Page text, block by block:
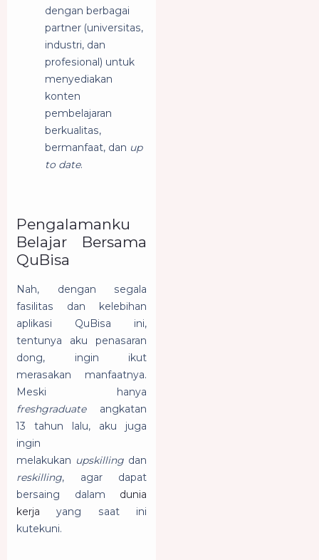
dengan berbagai
partner (universitas,
industri, dan
profesional) untuk
menyediakan
konten
pembelajaran
berkualitas,
bermanfaat, dan up
to date.
Pengalamanku
Belajar Bersama
QuBisa
Nah, dengan segala
fasilitas dan kelebihan
aplikasi QuBisa ini,
tentunya aku penasaran
dong, ingin ikut
merasakan manfaatnya.
Meski hanya
freshgraduate angkatan
13 tahun lalu, aku juga
ingin
melakukan upskilling dan
reskilling, agar dapat
bersaing dalam dunia
kerja yang saat ini
kutekuni.